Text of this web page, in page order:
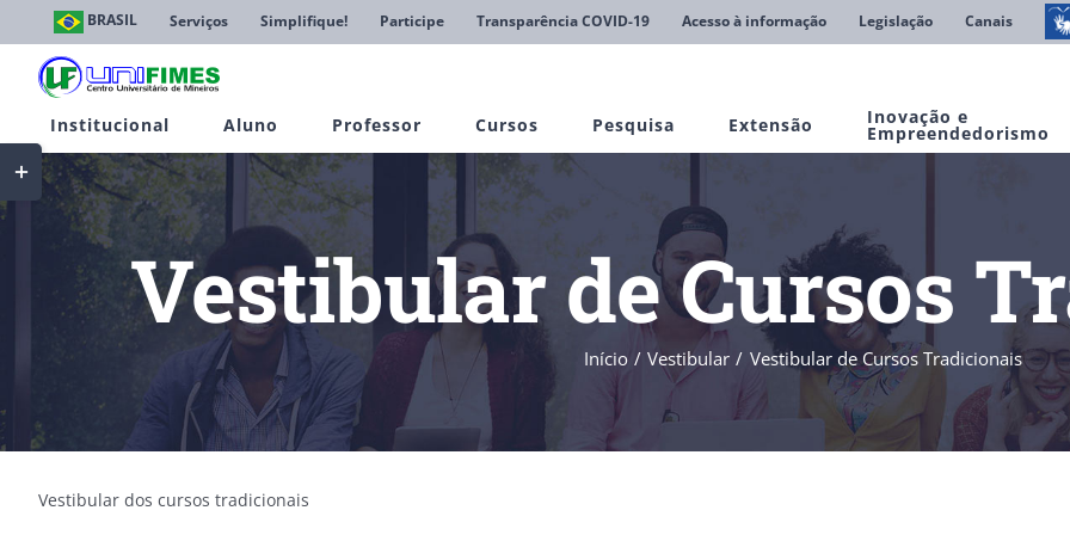
conteúdo
BRASIL Serviços Simplifique! Participe Transparência COVID-19 Acesso à informação Legislação Canais
Institucional Aluno Professor Cursos Pesquisa Extensão Inovação e
Empreendedorismo
Vestibular de Cursos
Início Vestibular Vestibular de Cursos Tradicionais
Vestibular dos cursos tradicionais
Toggle
Sliding
Bar